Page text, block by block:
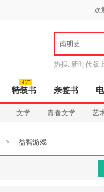
欢
南明史
热搜: 新时代版
特装书 亲签书
文学 青春文学 艺
> 益智游戏